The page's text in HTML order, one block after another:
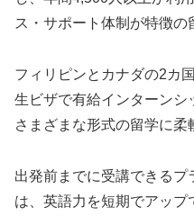
ス・サポート体制が特徴の
フィリピンとカナダの2カ
生ビザで有給インターンシ
さまざまな形式の留学に柔
出発前までに受講できる
は、英語力を短期でアッ